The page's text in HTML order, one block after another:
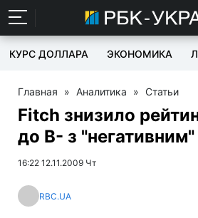
КУРС ДОЛЛАРА ЭКОНОМИКА
Главная » Аналитика » Статьи
Fitch знизило
до B- з
16:22 12.11.2009 Чт
RBC.UA